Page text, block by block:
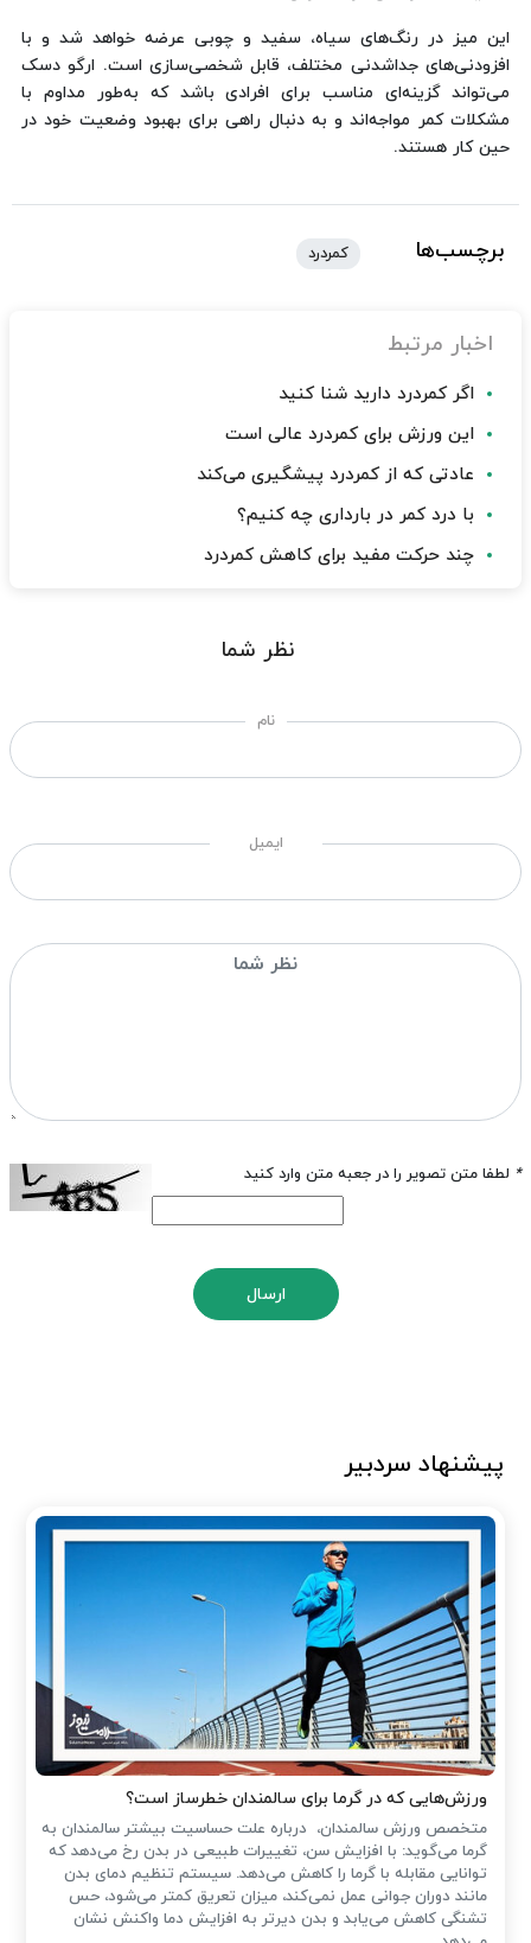
این میز در رنگ‌های سیاه، سفید و چوبی عرضه خواهد شد و با
افزودنی‌های جداشدنی مختلف، قابل شخصی‌سازی است. ارگو دسک
می‌تواند گزینه‌ای مناسب برای افرادی باشد که به‌طور مداوم با
مشکلات کمر مواجه‌اند و به دنبال راهی برای بهبود وضعیت خود در
حین کار هستند.
برچسب‌ها کمردرد
اخبار مرتبط
اگر کمردرد دارید شنا کنید
این ورزش برای کمردرد عالی است
عادتی که از کمردرد پیشگیری می‌کند
با درد کمر در بارداری چه کنیم؟
چند حرکت مفید برای کاهش کمردرد
نظر شما
نام
ایمیل
* لطفا متن تصویر را در جعبه متن وارد کنید
ارسال
پیشنهاد سردبیر
ورزش‌هایی که در گرما برای سالمندان خطرساز است؟
متخصص ورزش سالمندان، درباره علت حساسیت بیشتر سالمندان به
گرما می‌گوید: با افزایش سن، تغییرات طبیعی در بدن رخ می‌دهد که
توانایی مقابله با گرما را کاهش می‌دهد. سیستم تنظیم دمای بدن
مانند دوران جوانی عمل نمی‌کند، میزان تعریق کمتر می‌شود، حس
تشنگی کاهش می‌یابد و بدن دیرتر به افزایش دما واکنش نشان